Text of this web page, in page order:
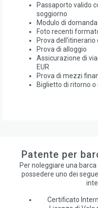
Passaporto valido
soggiorno
Modulo di
Foto recenti
Prova dell'itinerario
Prova di alloggio
Assicurazione di
EUR
Prova di mezzi
Biglietto di ritorno o
Patente per
Per noleggiare una
possedere uno dei
Certificato